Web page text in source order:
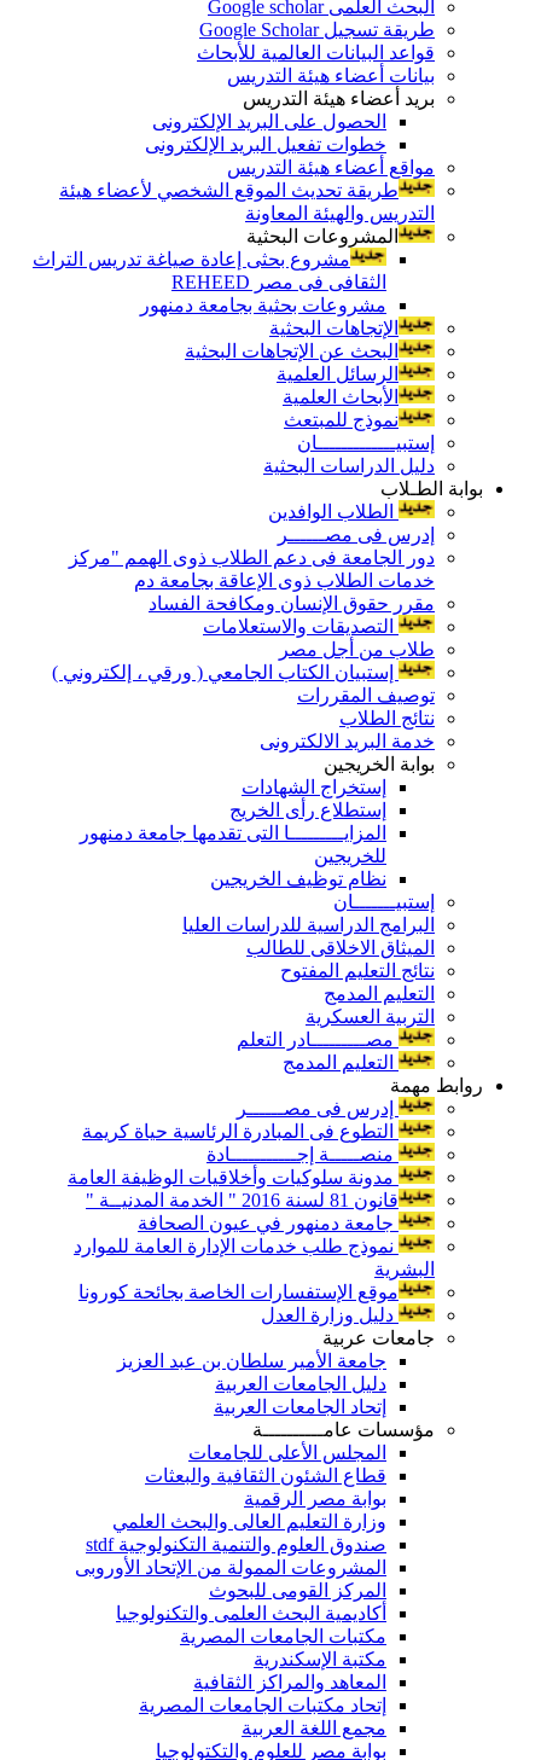
البحث العلمى Google scholar
طريقة تسجيل Google Scholar
قواعد البيانات العالمية للأبحاث
بيانات أعضاء هيئة التدريس
بريد أعضاء هيئة التدريس
الحصول على البريد الإلكترونى
خطوات تفعيل البريد الإلكترونى
مواقع أعضاء هيئة التدريس
طريقة تحديث الموقع الشخصي لأعضاء هيئة
التدريس والهيئة المعاونة
المشروعات البحثية
مشروع بحثى إعادة صياغة تدريس التراث
الثقافى فى مصر REHEED
مشروعات بحثية بجامعة دمنهور
الإتجاهات البحثية
البحث عن الإتجاهات البحثية
الرسائل العلمية
الأبحاث العلمية
نموذج للمبتعث
إستبيـــــــــــــان
دليل الدراسات البحثية
بوابة الطـلاب
الطلاب الوافدين
إدرس فى مصــــــر
دور الجامعة فى دعم الطلاب ذوى الهمم "مركز
خدمات الطلاب ذوى الإعاقة بجامعة دم
مقرر حقوق الإنسان ومكافحة الفساد
التصديقات والاستعلامات
طلاب من أجل مصر
إستبيان الكتاب الجامعي ( ورقي ، إلكتروني )
توصيف المقررات
نتائج الطلاب
خدمة البريد الالكترونى
بوابة الخريجين
إستخراج الشهادات
إستطلاع رأى الخريج
المزايـــــــــا التى تقدمها جامعة دمنهور
للخريجين
نظام توظيف الخريجين
إستبيـــــــان
البرامج الدراسية للدراسات العليا
الميثاق الاخلاقى للطالب
نتائج التعليم المفتوح
التعليم المدمج
التربية العسكرية
مصـــــــــادر التعلم
التعليم المدمج
روابط مهمة
إدرس فى مصــــــر
التطوع فى المبادرة الرئاسية حياة كريمة
منصـــــة إجـــــــــــادة
مدونة سلوكيات وأخلاقيات الوظيفة العامة
قانون 81 لسنة 2016 " الخدمة المدنيــة "
جامعة دمنهور في عيون الصحافة
نموذج طلب خدمات الإدارة العامة للموارد
البشرية
موقع الإستفسارات الخاصة بجائحة كورونا
دليل وزارة العدل
جامعات عربية
جامعة الأمير سلطان بن عبد العزيز
دليل الجامعات العربية
إتحاد الجامعات العربية
مؤسسات عامــــــــــة
المجلس الأعلى للجامعات
قطاع الشئون الثقافية والبعثات
بوابة مصر الرقمية
وزارة التعليم العالى والبحث العلمي
صندوق العلوم والتنمية التكنولوجية stdf
المشروعات الممولة من الإتحاد الأوروبى
المركز القومى للبحوث
أكاديمية البحث العلمى والتكنولوجيا
مكتبات الجامعات المصرية
مكتبة الإسكندرية
المعاهد والمراكز الثقافية
إتحاد مكتبات الجامعات المصرية
مجمع اللغة العربية
بوابة مصر للعلوم والتكتولوجيا